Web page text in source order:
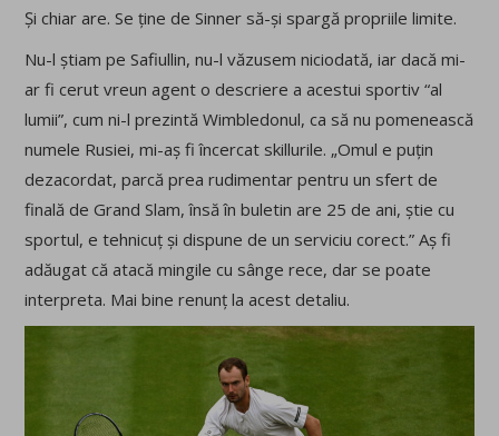
Și chiar are. Se ține de Sinner să-și spargă propriile limite.
Nu-l știam pe Safiullin, nu-l văzusem niciodată, iar dacă mi-
ar fi cerut vreun agent o descriere a acestui sportiv “al
lumii”, cum ni-l prezintă Wimbledonul, ca să nu pomenească
numele Rusiei, mi-aș fi încercat skillurile. „Omul e puțin
dezacordat, parcă prea rudimentar pentru un sfert de
finală de Grand Slam, însă în buletin are 25 de ani, știe cu
sportul, e tehnicuț și dispune de un serviciu corect.” Aș fi
adăugat că atacă mingile cu sânge rece, dar se poate
interpreta. Mai bine renunț la acest detaliu.